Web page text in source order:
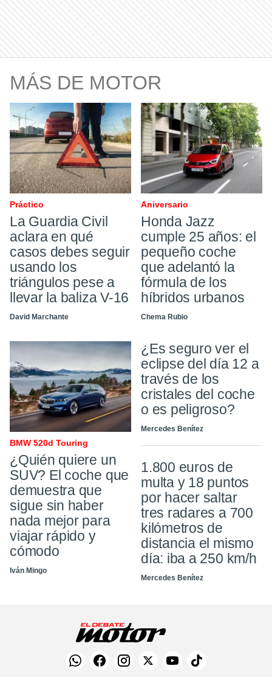
MÁS DE MOTOR
Práctico
La Guardia Civil
aclara en qué
casos debes seguir
usando los
triángulos pese a
llevar la baliza V-16
David Marchante
Aniversario
Honda Jazz
cumple 25 años: el
pequeño coche
que adelantó la
fórmula de los
híbridos urbanos
Chema Rubio
BMW 520d Touring
¿Quién quiere un
SUV? El coche que
demuestra que
sigue sin haber
nada mejor para
viajar rápido y
cómodo
Iván Mingo
¿Es seguro ver el
eclipse del día 12 a
través de los
cristales del coche
o es peligroso?
Mercedes Benítez
1.800 euros de
multa y 18 puntos
por hacer saltar
tres radares a 700
kilómetros de
distancia el mismo
día: iba a 250 km/h
Mercedes Benítez